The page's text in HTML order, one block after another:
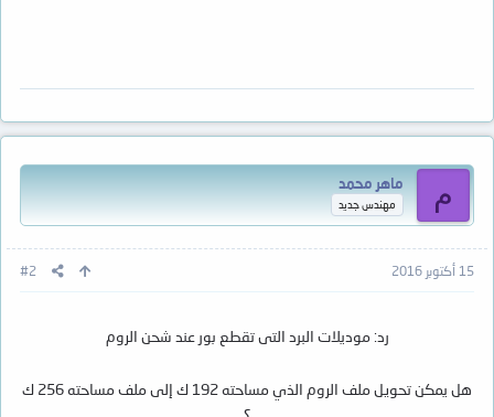
م ماهر محمد
مهندس جديد
15 أكتوبر 2016 #2
رد: موديلات البرد التى تقطع بور عند شحن الروم
هل يمكن تحويل ملف الروم الذي مساحته 192 ك إلى ملف مساحته 256 ك